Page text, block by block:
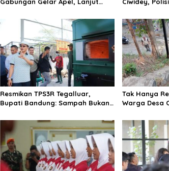
Bandung
Resmikan TPS3R Tegalluar,
Bupati Bandung: Sampah Bukan
Tak Hanya
Warga Desa